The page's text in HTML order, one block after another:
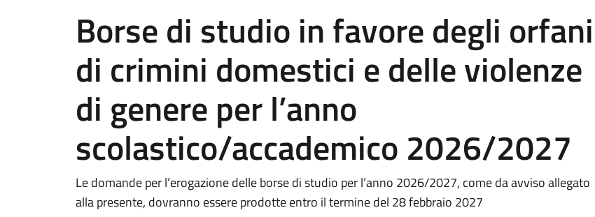
Borse di studio in favore degli orfani
di crimini domestici e delle violenze
di genere per l’anno
scolastico/accademico 2026/2027
Le domande per l’erogazione delle borse di studio per l’anno 2026/2027, come da avviso allegato
alla presente, dovranno essere prodotte entro il termine del 28 febbraio 2027